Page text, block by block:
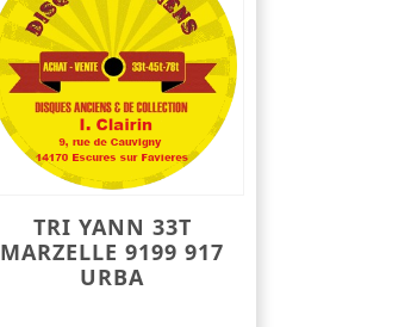
TRI YANN 33T
MARZELLE 9199 917
URBA